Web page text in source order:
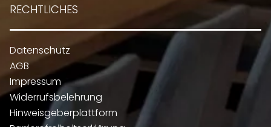
RECHTLICHES
Datenschutz
AGB
Impressum
Widerrufsbelehrung
Hinweisgeberplattform